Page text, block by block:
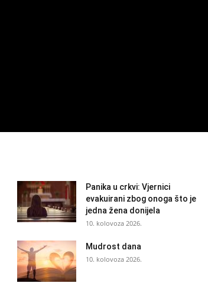
Panika u crkvi: Vjernici
evakuirani zbog onoga što je
jedna žena donijela
10. kolovoza 2026.
Mudrost dana
10. kolovoza 2026.